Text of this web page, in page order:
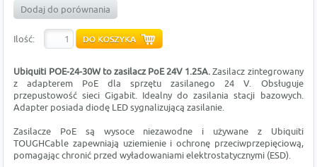
Dodaj do porównania
Ilość:
Ubiquiti POE-24-30W to zasilacz PoE 24V 1.25A.Zasilacz zintegrowany
z adapterem PoE dla sprzętu zasilanego 24 V. Obsługuje
przepustowość sieci Gigabit. Idealny do zasilania stacji bazowych.
Adapter posiada diodę LED sygnalizującą zasilanie.
Zasilacze PoE są wysoce niezawodne i używane z Ubiquiti
TOUGHCable zapewniają uziemienie i ochronę przeciwprzepięciową,
pomagając chronić przed wyładowaniami elektrostatycznymi (ESD).